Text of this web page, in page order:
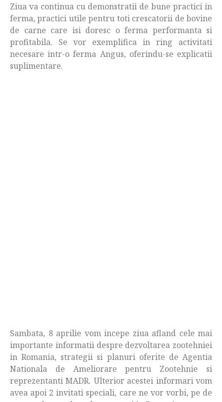
Ziua va continua cu demonstratii de bune practici in
ferma, practici utile pentru toti crescatorii de bovine
de carne care isi doresc o ferma performanta si
profitabila. Se vor exemplifica in ring activitati
necesare intr-o ferma Angus, oferindu-se explicatii
suplimentare.
Sambata, 8 aprilie vom incepe ziua afland cele mai
importante informatii despre dezvoltarea zootehniei
in Romania, strategii si planuri oferite de Agentia
Nationala de Ameliorare pentru Zootehnie si
reprezentanti MADR. Ulterior acestei informari vom
avea apoi 2 invitati speciali, care ne vor vorbi, pe de